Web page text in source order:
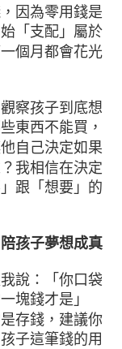
因為零用錢是
「支配」屬於
個月都會花光
察孩子到底想
東西不能買，
自己決定如果
我相信在決定
跟「想要」的
孩子夢想成真
說：「你口袋
塊錢才是」
存錢，建議你
子這筆錢的用